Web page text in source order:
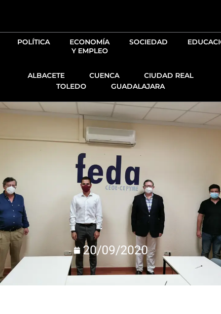
POLÍTICA
ECONOMÍA
Y EMPLEO
SOCIEDAD
ALBACETE CUENCA
CIUDAD REAL
TOLEDO
GUADALAJARA
20/09/2020